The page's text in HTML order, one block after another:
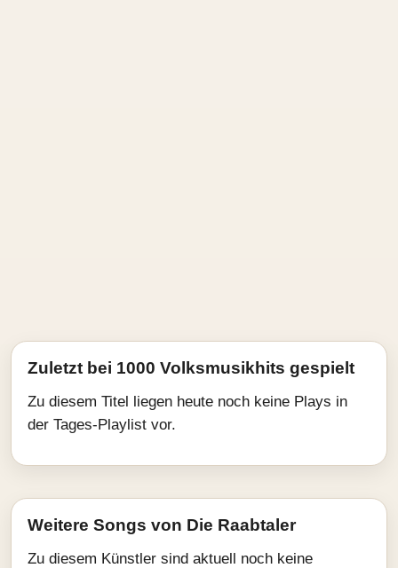
Zuletzt bei 1000 Volksmusikhits gespielt
Zu diesem Titel liegen heute noch keine Plays in
der Tages-Playlist vor.
Weitere Songs von Die Raabtaler
Zu diesem Künstler sind aktuell noch keine